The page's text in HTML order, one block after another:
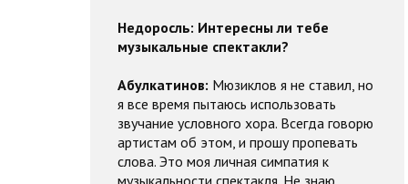
Недоросль: Интересны ли тебе
музыкальные спектакли?
Абулкатинов: Мюзиклов я не ставил, но
я все время пытаюсь использовать
звучание условного хора. Всегда говорю
артистам об этом, и прошу пропевать
слова. Это моя личная симпатия к